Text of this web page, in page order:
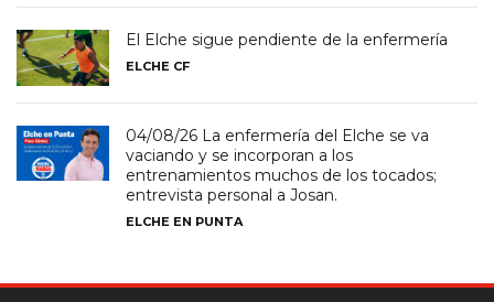
El Elche sigue pendiente de la enfermería
ELCHE CF
04/08/26 La enfermería del Elche se va
vaciando y se incorporan a los
entrenamientos muchos de los tocados;
entrevista personal a Josan.
ELCHE EN PUNTA